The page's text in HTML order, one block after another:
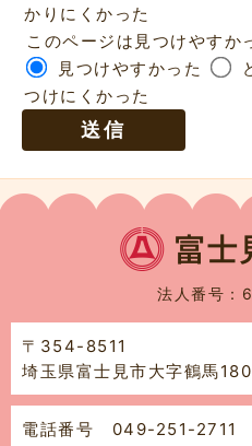
かりにくかった
このページは見つけやすか
見つけやすかった
つけにくかった
法人番号
〒354-8511
埼玉県富士見市大字鶴馬
電話番号 049-251-2711